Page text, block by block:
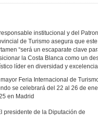
institucional y del
de Turismo asegura que este
“será un escaparate clave
la Costa Blanca como un
líder en diversidad y
mayor Feria Internacional de
se celebrará del 22 al 26 de
en Madrid
presidente de la Diputación de